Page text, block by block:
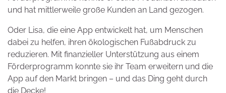
und hat mittlerweile große Kunden an Land gezogen.
Oder Lisa, die eine App entwickelt hat, um Menschen
dabei zu helfen, ihren ökologischen Fußabdruck zu
reduzieren. Mit finanzieller Unterstützung aus einem
Förderprogramm konnte sie ihr Team erweitern und die
App auf den Markt bringen – und das Ding geht durch
die Decke!